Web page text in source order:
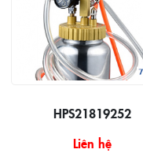
HPS21819252
Liên hệ